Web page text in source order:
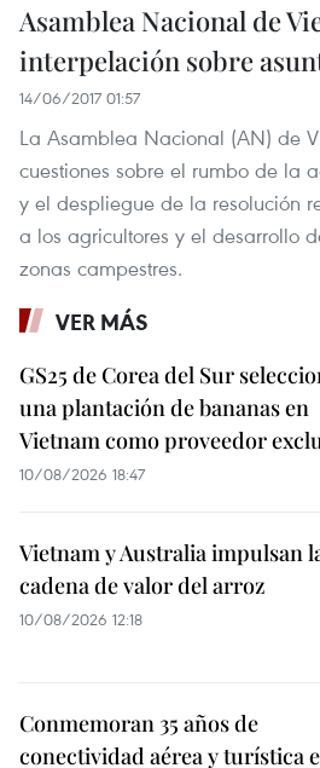
Asamblea Nacional de
interpelación sobre
14/06/2017 01:57
La Asamblea Nacional (AN) de
cuestiones sobre el rumbo de la
y el despliegue de la resolución
a los agricultores y el desarrollo
zonas campestres.
VER MÁS
GS25 de Corea del Sur
una plantación de bananas en
Vietnam como proveedor
10/08/2026 18:47
Vietnam y Australia impulsan
cadena de valor del arroz
10/08/2026 12:18
Conmemoran 35 años de
conectividad aérea y turística